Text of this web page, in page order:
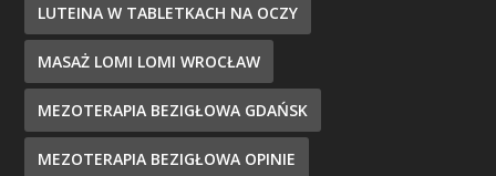
LUTEINA W TABLETKACH NA OCZY
MASAŻ LOMI LOMI WROCŁAW
MEZOTERAPIA BEZIGŁOWA GDAŃSK
MEZOTERAPIA BEZIGŁOWA OPINIE